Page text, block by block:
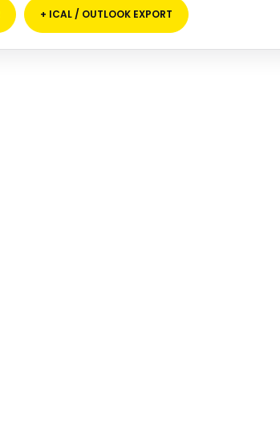
+ ICAL / OUTLOOK EXPORT